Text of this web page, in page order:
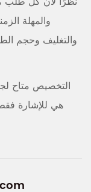
والمهلة
والتغليف وحجم
التخصيص متاح
هي للإشارة